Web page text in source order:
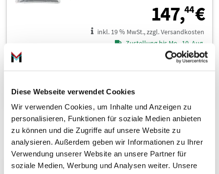
Diese Webseite verwendet Cookies
Wir verwenden Cookies, um Inhalte und Anzeigen zu
personalisieren, Funktionen für soziale Medien anbieten
zu können und die Zugriffe auf unsere Website zu
analysieren. Außerdem geben wir Informationen zu Ihrer
Verwendung unserer Website an unsere Partner für
soziale Medien, Werbung und Analysen weiter. Unsere
147,44€
inkl. 19 % MwSt., zzgl. Versandkosten
Zustellung bis Mo., 10. Aug.
In den Warenkorb
Gelenksatz, Antriebswelle VKJA 5394